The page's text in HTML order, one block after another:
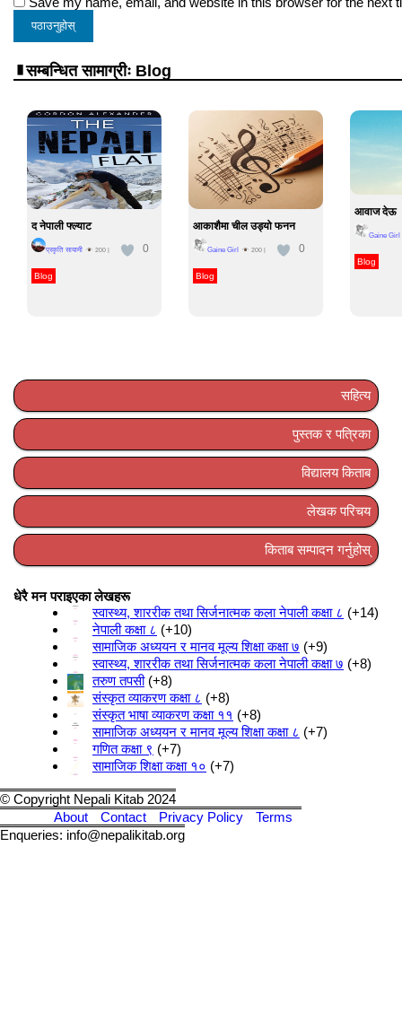
सम्बन्धित सामाग्रीः Blog
द नेपाली फ्ल्याट
प्रकृति सायामी 200| 0
Blog
आकाशैमा चील उड्यो फनन
Gaine Girl 200| 0
Blog
आवाज देऊ
Gaine Girl
Blog
सहित्य
पुस्तक र पत्रिका
विद्यालय किताब
लेखक परिचय
किताब सम्पादन गर्नुहोस्
धेरै मन पराइएका लेखहरू
स्वास्थ्य, शाररीक तथा सिर्जनात्मक कला नेपाली कक्षा ८
+14
नेपाली कक्षा ८
+10
सामाजिक अध्ययन र मानव मूल्य शिक्षा कक्षा ७ +9
स्वास्थ्य, शाररीक तथा सिर्जनात्मक कला नेपाली कक्षा ७ +8
तरुण तपसी +8
संस्कृत व्याकरण कक्षा ८
+8
संस्कृत भाषा व्याकरण कक्षा ११
+8
सामाजिक अध्ययन र मानव मूल्य शिक्षा कक्षा ८
+7
गणित कक्षा ९
+7
सामाजिक शिक्षा कक्षा १० +7
© Copyright Nepali Kitab 2024
About
Contact Privacy Policy
Terms
Enqueries: info@nepalikitab.org